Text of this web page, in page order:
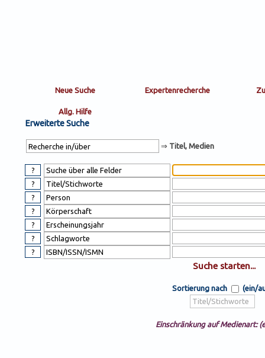
Erweiterte Suche
⇒ Titel, Medien
Sortierung nach (ein/
Einschränkung auf Medienart: